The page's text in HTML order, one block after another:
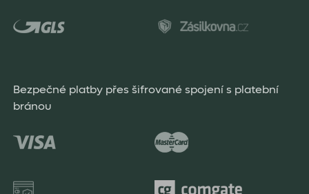
Bezpečné platby přes šifrované spojení s platební
bránou